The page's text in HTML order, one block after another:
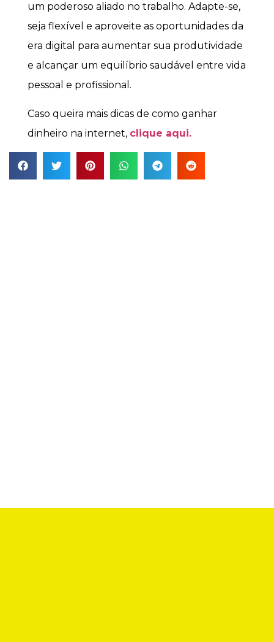
um poderoso aliado no trabalho. Adapte-se,
seja flexível e aproveite as oportunidades da
era digital para aumentar sua produtividade
e alcançar um equilíbrio saudável entre vida
pessoal e profissional.
Caso queira mais dicas de como ganhar
dinheiro na internet, clique aqui.